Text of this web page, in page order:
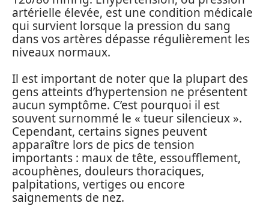
artérielle élevée, est une condition médicale
qui survient lorsque la pression du sang
dans vos artères dépasse régulièrement les
niveaux normaux.
Il est important de noter que la plupart des
gens atteints d’hypertension ne présentent
aucun symptôme. C’est pourquoi il est
souvent surnommé le « tueur silencieux ».
Cependant, certains signes peuvent
apparaître lors de pics de tension
importants : maux de tête, essoufflement,
acouphènes, douleurs thoraciques,
palpitations, vertiges ou encore
saignements de nez.